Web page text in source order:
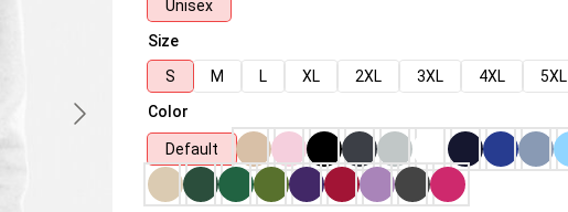
Unisex
Size
S
M L XL 2XL 3XL 4XL
5XL
Color
Default